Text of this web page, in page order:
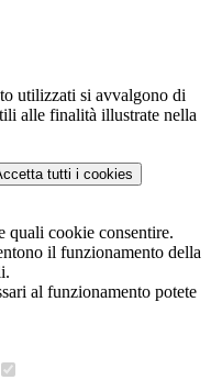
utilizzati si avvalgono di
alle finalità illustrate nella
tutti i cookies
quali cookie consentire.
il funzionamento della
al funzionamento potete